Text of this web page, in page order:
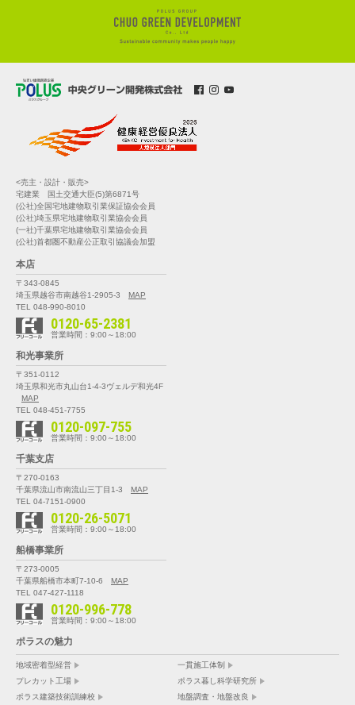
<売主・設計・販売>
宅建業 国土交通大臣(5)第6871号
(公社)全国宅地建物取引業保証協会会員
(公社)埼玉県宅地建物取引業協会会員
(一社)千葉県宅地建物取引業協会会員
(公社)首都圏不動産公正取引協議会加盟
本店
〒343-0845
埼玉県越谷市南越谷1-2905-3
MAP
TEL 048-990-8010
0120-65-2381
営業時間：9:00～18:00
和光事業所
〒351-0112
埼玉県和光市丸山台1-4-3ヴェルデ和光4F
MAP
TEL 048-451-7755
0120-097-755
営業時間：9:00～18:00
千葉支店
〒270-0163
千葉県流山市南流山三丁目1-3
MAP
TEL 04-7151-0900
0120-26-5071
営業時間：9:00～18:00
船橋事業所
〒273-0005
千葉県船橋市本町7-10-6
MAP
TEL 047-427-1118
0120-996-778
営業時間：9:00～18:00
ポラスの魅力
地域密着型経営
一貫施工体制
プレカット工場
ポラス暮し科学研究所
ポラス建築技術訓練校
地盤調査・地盤改良